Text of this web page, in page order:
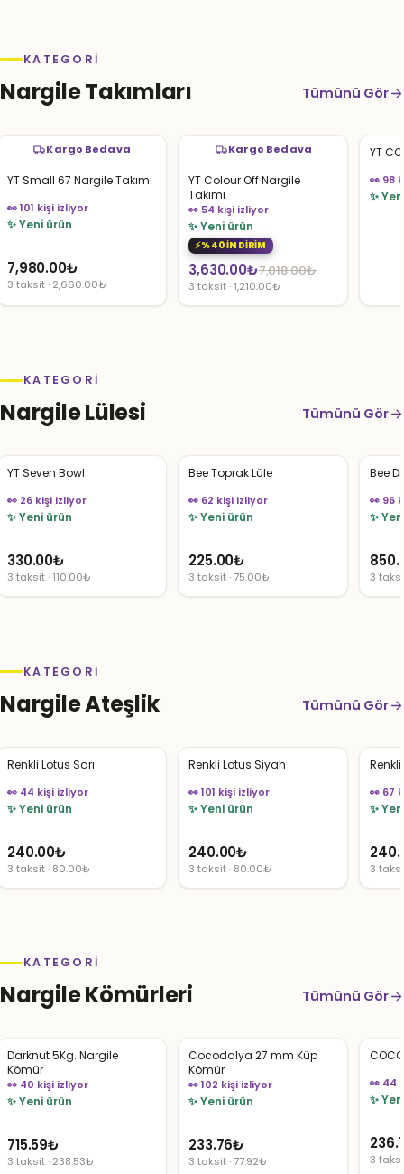
KATEGORI
Nargile Takımları Tümünü Gör
Kargo Bedava
YT Small 67 Nargile Takımı
👀 101 kişi izliyor
✨ Yeni ürün
7,980.00₺
3 taksit · 2,660.00₺
Kargo Bedava
YT Colour Off Nargile
Takımı
👀 54 kişi izliyor
✨ Yeni ürün
%40 İNDİRİM
7,018.00₺
Orijinal
fiyat:
3,630.00₺
Şu
andaki
3 taksit · 1,210.00₺
YT
👀 98
✨
KATEGORI
Nargile Lülesi Tümünü Gör
YT Seven Bowl
👀 26 kişi izliyor
✨ Yeni ürün
330.00₺
3 taksit · 110.00₺
Bee Toprak Lüle
👀 62 kişi izliyor
✨ Yeni ürün
225.00₺
3 taksit · 75.00₺
Bee
👀 96
✨
3
KATEGORI
Nargile Ateşlik Tümünü Gör
Renkli Lotus Sarı
👀 44 kişi izliyor
✨ Yeni ürün
240.00₺
3 taksit · 80.00₺
Renkli Lotus Siyah
👀 101 kişi izliyor
✨ Yeni ürün
240.00₺
3 taksit · 80.00₺
👀 67
✨
3
KATEGORI
Nargile Kömürleri Tümünü Gör
Darknut 5Kg. Nargile
Kömür
👀 40 kişi izliyor
✨ Yeni ürün
715.59₺
3 taksit · 238.53₺
Cocodalya 27 mm Küp
Kömür
👀 102 kişi izliyor
✨ Yeni ürün
233.76₺
3 taksit · 77.92₺
👀 44
✨
3